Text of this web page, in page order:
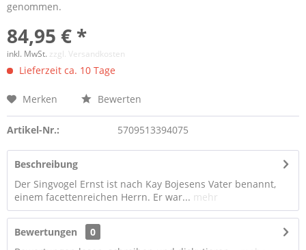
genommen.
84,95 € *
inkl. MwSt. zzgl. Versandkosten
Lieferzeit ca. 10 Tage
Merken Bewerten
Artikel-Nr.: 5709513394075
Beschreibung
Der Singvogel Ernst ist nach Kay Bojesens Vater benannt,
einem facettenreichen Herrn. Er war... mehr
Bewertungen
0